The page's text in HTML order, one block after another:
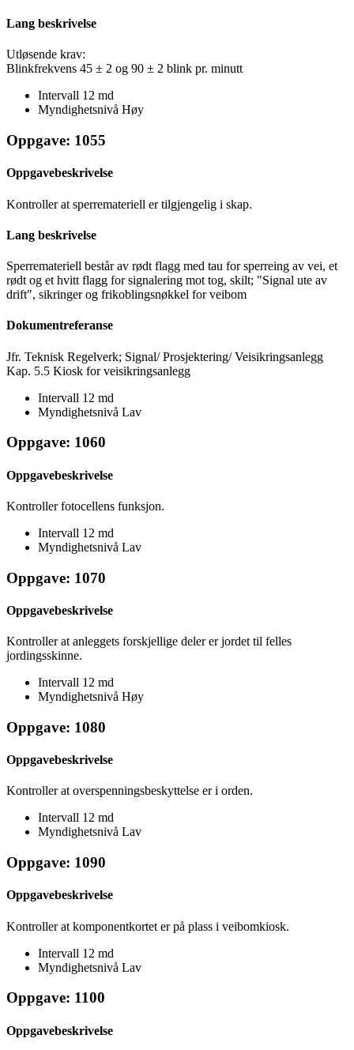
Lang beskrivelse
Utløsende krav:
Blinkfrekvens 45 ± 2 og 90 ± 2 blink pr. minutt
Intervall 12 md
Myndighetsnivå Høy
Oppgave: 1055
Oppgavebeskrivelse
Kontroller at sperremateriell er tilgjengelig i skap.
Lang beskrivelse
Sperremateriell består av rødt flagg med tau for sperreing av vei, et
rødt og et hvitt flagg for signalering mot tog, skilt; "Signal ute av
drift", sikringer og frikoblingsnøkkel for veibom
Dokumentreferanse
Jfr. Teknisk Regelverk; Signal/ Prosjektering/ Veisikringsanlegg
Kap. 5.5 Kiosk for veisikringsanlegg
Intervall 12 md
Myndighetsnivå Lav
Oppgave: 1060
Oppgavebeskrivelse
Kontroller fotocellens funksjon.
Intervall 12 md
Myndighetsnivå Lav
Oppgave: 1070
Oppgavebeskrivelse
Kontroller at anleggets forskjellige deler er jordet til felles
jordingsskinne.
Intervall 12 md
Myndighetsnivå Høy
Oppgave: 1080
Oppgavebeskrivelse
Kontroller at overspenningsbeskyttelse er i orden.
Intervall 12 md
Myndighetsnivå Lav
Oppgave: 1090
Oppgavebeskrivelse
Kontroller at komponentkortet er på plass i veibomkiosk.
Intervall 12 md
Myndighetsnivå Lav
Oppgave: 1100
Oppgavebeskrivelse